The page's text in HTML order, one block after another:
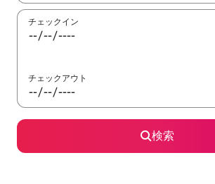
チェックイン
チェックアウト
検索